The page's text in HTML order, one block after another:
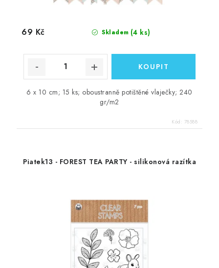
Skladem (4 ks)
69 Kč
6 x 10 cm; 15 ks; oboustranně potištěné vlaječky; 240
gr/m2
Kód: 78588
Piatek13 - FOREST TEA PARTY - silikonová razítka